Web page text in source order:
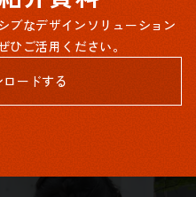
ブなデザインソリューション
ひご活用ください。
ードする